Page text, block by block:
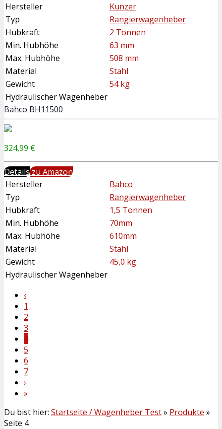
Hersteller
Kunzer
Typ
Rangierwagenheber
Hubkraft
2 Tonnen
Min. Hubhöhe
63 mm
Max. Hubhöhe
508 mm
Material
Stahl
Gewicht
54 kg
Hydraulischer Wagenheber
Bahco BH11500
324,99 €
Detailszu Amazon
Hersteller
Bahco
Typ
Rangierwagenheber
Hubkraft
1,5 Tonnen
Min. Hubhöhe
70mm
Max. Hubhöhe
610mm
Material
Stahl
Gewicht
45,0 kg
Hydraulischer Wagenheber
‹
1
2
3
5
6
7
›
»
Du bist hier: Startseite / Wagenheber Test» Produkte »
Seite 4